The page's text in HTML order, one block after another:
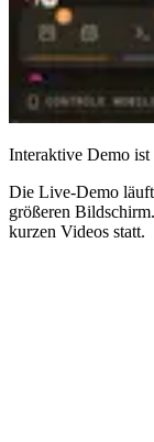
Interaktive Demo
Die Live-Demo
größeren
kurzen Videos statt.